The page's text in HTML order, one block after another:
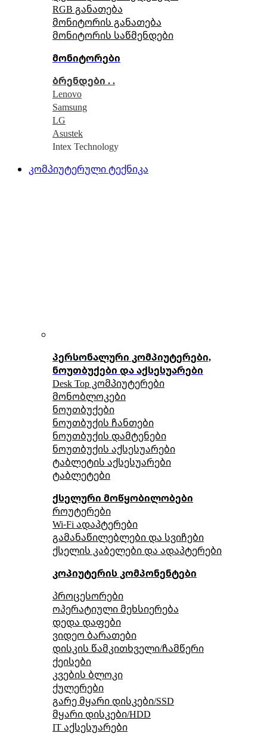
RGB განათება
მონიტორის განათება
მონიტორის საწმენდები
მონიტორები
ბრენდები . .
Lenovo
Samsung
LG
Asustek
Intex Technology
კომპიუტერული ტექნიკა
პერსონალური კომპიუტერები,
ნოუთბუქები და აქსესუარები
Desk Top კომპიუტერები
მონობლოკები
ნოუთბუქები
ნოუთბუქის ჩანთები
ნოუთბუქის დამტენები
ნოუთბუქის აქსესუარები
ტაბლეტის აქსესუარები
ტაბლეტები
ქსელური მოწყობილობები
როუტერები
Wi-Fi ადაპტერები
გამანაწილებლები და სვიჩები
ქსელის კაბელები და ადაპტერები
კოპიუტერის კომპონენტები
პროცესორები
ოპერატიული მეხსიერება
დედა დაფები
ვიდეო ბარათები
დისკის წამკითხველი/ჩამწერი
ქეისები
კვების ბლოკი
ქულერები
გარე მყარი დისკები/SSD
მყარი დისკები/HDD
IT აქსესუარები